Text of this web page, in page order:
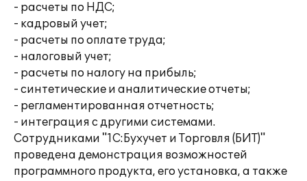
- расчеты по НДС;
- кадровый учет;
- расчеты по оплате труда;
- налоговый учет;
- расчеты по налогу на прибыль;
- синтетические и аналитические отчеты;
- регламентированная отчетность;
- интеграция с другими системами.
Сотрудниками "1С:Бухучет и Торговля (БИТ)"
проведена демонстрация возможностей
программного продукта, его установка, а также